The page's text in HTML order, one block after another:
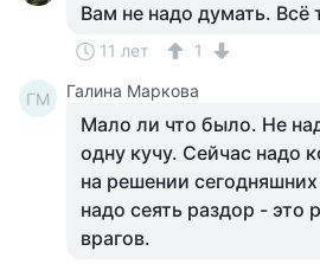
Вам не надо думать. Всё
11 лет 1
ГМ Галина Маркова
Мало ли что было. Не
одну кучу. Сейчас надо
на решении
надо сеять раздор - это
врагов.